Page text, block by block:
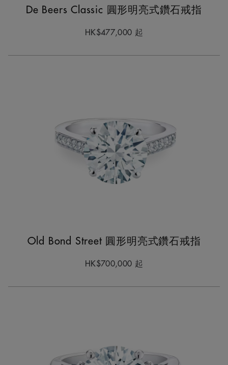
De Beers Classic 圓形明亮式鑽石戒指
HK$477,000 起
Old Bond Street 圓形明亮式鑽石戒指
HK$700,000 起